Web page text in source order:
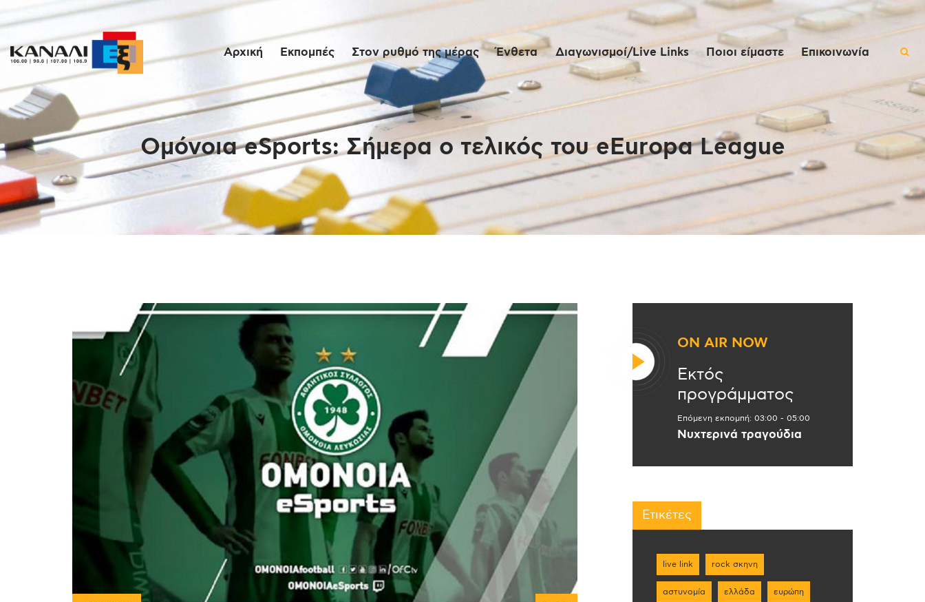
Αρχική Εκπομπές Στον ρυθμό της μέρας Ένθετα Διαγωνισμοί/Live Links Ποιοι είμαστε Επικοινωνία
Ομόνοια eSports: Σήμερα ο τελικός του eEuropa League
Αρχική
Εκπομπές
Στον ρυθμό της
μέρας
Ένθετα
Διαγωνισμοί/Live
Επικοινωνία
ON AIR NOW
Εκτός
προγράμματος
Επόμενη εκπομπή: 03:00 - 05:00
Νυχτερινά τραγούδια
Ετικέτες
live link rock σκηνη
αστυνομία ελλάδα ευρώπη